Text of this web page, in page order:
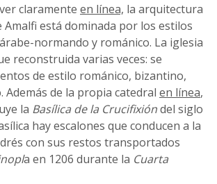
claramente en línea, la arquitectura
Amalfi está dominada por los estilos
normando y románico. La iglesia
reconstruida varias veces: se
de estilo románico, bizantino,
Además de la propia catedral en línea,
la Basílica de la Crucifixióndel siglo
hay escalones que conducen a la
con sus restos transportados
a en 1206 durante la Cuarta